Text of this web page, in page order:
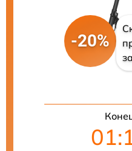
-20%